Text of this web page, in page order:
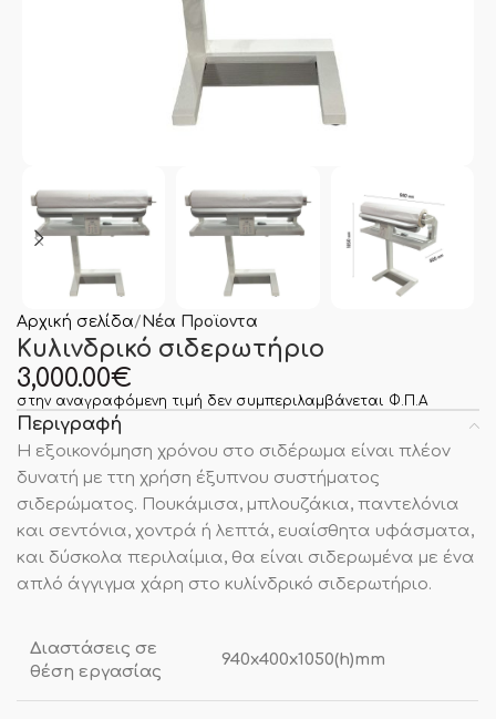
Αρχική σελίδα Νέα Προϊοντα
Κυλινδρικό σιδερωτήριο
3,000.00€
στην αναγραφόμενη τιμή δεν συμπεριλαμβάνεται Φ.Π.Α
Περιγραφή
Η εξοικονόμηση χρόνου στο σιδέρωμα είναι πλέον
δυνατή με ττη χρήση έξυπνου συστήματος
σιδερώματος. Πουκάμισα, μπλουζάκια, παντελόνια
και σεντόνια, χοντρά ή λεπτά, ευαίσθητα υφάσματα,
και δύσκολα περιλαίμια, θα είναι σιδερωμένα με ένα
απλό άγγιγμα χάρη στο κυλίνδρικό σιδερωτήριο.
Διαστάσεις σε
θέση εργασίας
940x400x1050(h)mm